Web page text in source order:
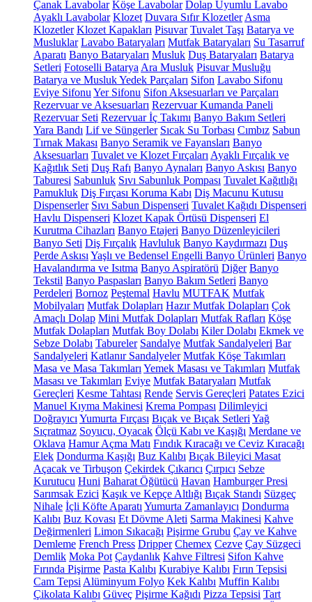
Çanak Lavabolar Köşe Lavabolar Dolap Uyumlu Lavabo
Ayaklı Lavabolar Klozet Duvara Sıfır Klozetler Asma
Klozetler Klozet Kapakları Pisuvar Tuvalet Taşı Batarya ve
Musluklar Lavabo Bataryaları Mutfak Bataryaları Su Tasarruf
Aparatı Banyo Bataryaları Musluk Duş Bataryaları Batarya
Setleri Fotoselli Batarya Ara Musluk Pisuvar Musluğu
Batarya ve Musluk Yedek Parçaları Sifon Lavabo Sifonu
Eviye Sifonu Yer Sifonu Sifon Aksesuarları ve Parçaları
Rezervuar ve Aksesuarları Rezervuar Kumanda Paneli
Rezervuar Seti Rezervuar İç Takımı Banyo Bakım Setleri
Yara Bandı Lif ve Süngerler Sıcak Su Torbası Cımbız Sabun
Tırnak Makası Banyo Seramik ve Fayansları Banyo
Aksesuarları Tuvalet ve Klozet Fırçaları Ayaklı Fırçalık ve
Kağıtlık Seti Duş Rafı Banyo Aynaları Banyo Askısı Banyo
Taburesi Sabunluk Sıvı Sabunluk Pompası Tuvalet Kağıtlığı
Pamukluk Diş Fırçası Koruma Kabı Diş Macunu Kutusu
Dispenserler Sıvı Sabun Dispenseri Tuvalet Kağıdı Dispenseri
Havlu Dispenseri Klozet Kapak Örtüsü Dispenseri El
Kurutma Cihazları Banyo Etajeri Banyo Düzenleyicileri
Banyo Seti Diş Fırçalık Havluluk Banyo Kaydırmazı Duş
Perde Askısı Yaşlı ve Bedensel Engelli Banyo Ürünleri Banyo
Havalandırma ve Isıtma Banyo Aspiratörü Diğer Banyo
Tekstil Banyo Paspasları Banyo Bakım Setleri Banyo
Perdeleri Bornoz Peştemal Havlu MUTFAK Mutfak
Mobilyaları Mutfak Dolapları Hazır Mutfak Dolapları Çok
Amaçlı Dolap Mini Mutfak Dolapları Mutfak Rafları Köşe
Mutfak Dolapları Mutfak Boy Dolabı Kiler Dolabı Ekmek ve
Sebze Dolabı Tabureler Sandalye Mutfak Sandalyeleri Bar
Sandalyeleri Katlanır Sandalyeler Mutfak Köşe Takımları
Masa ve Masa Takımları Yemek Masası ve Takımları Mutfak
Masası ve Takımları Eviye Mutfak Bataryaları Mutfak
Gereçleri Kesme Tahtası Rende Servis Gereçleri Patates Ezici
Manuel Kıyma Makinesi Krema Pompası Dilimleyici
Doğrayıcı Yumurta Fırçası Bıçak ve Bıçak Setleri Yağ
Sıçratmaz Soyucu, Oyacak Ölçü Kabı ve Kaşığı Merdane ve
Oklava Hamur Açma Matı Fındık Kıracağı ve Ceviz Kıracağı
Elek Dondurma Kaşığı Buz Kalıbı Bıçak Bileyici Masat
Açacak ve Tirbuşon Çekirdek Çıkarıcı Çırpıcı Sebze
Kurutucu Huni Baharat Öğütücü Havan Hamburger Presi
Sarımsak Ezici Kaşık ve Kepçe Altlığı Bıçak Standı Süzgeç
Nihale İçli Köfte Aparatı Yumurta Zamanlayıcı Dondurma
Kalıbı Buz Kovası Et Dövme Aleti Sarma Makinesi Kahve
Değirmenleri Limon Sıkacağı Pişirme Grubu Çay ve Kahve
Demleme French Press Dripper Chemex Cezve Çay Süzgeci
Demlik Moka Pot Çaydanlık Kahve Filtresi Sifon Kahve
Fırında Pişirme Pasta Kalıbı Kurabiye Kalıbı Fırın Tepsisi
Cam Tepsi Alüminyum Folyo Kek Kalıbı Muffin Kalıbı
Çikolata Kalıbı Güveç Pişirme Kağıdı Pizza Tepsisi Tart